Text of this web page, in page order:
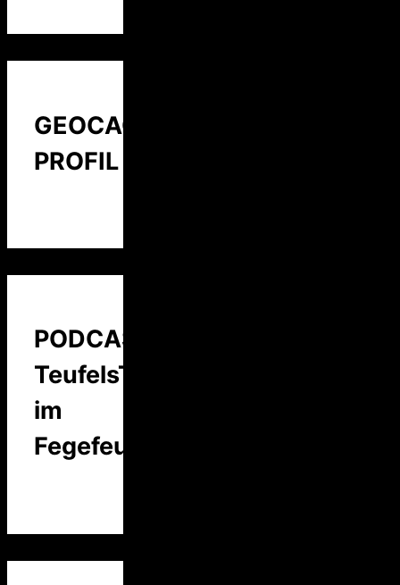
GEOCACHING
PROFIL
PODCAST:
TeufelsTalk
im
Fegefeuer